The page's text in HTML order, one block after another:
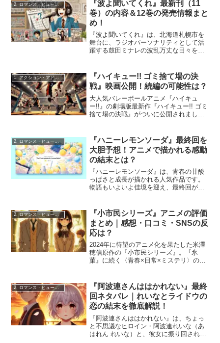
ています。今回は、...
2. ロマンス・ヒューマンドラマ
『波よ聞いてくれ』最新刊（11
巻）の内容＆12巻の発売情報まと
め！
『波よ聞いてくれ』は、北海道札幌市を
舞台に、ラジオパーソナリティとして活
躍する鼓田ミナレの波乱万丈な日々を描
国進出に向けて大きく動き出すなど、注
目の展開が繰り広...
1. アクション・アドベンチャー
『ハイキュー!! ゴミ捨て場の決
戦』映画公開！続編の可能性は？
大人気バレーボールアニメ『ハイキュ
ー!!』の劇場版最新作『ハイキュー!! ゴミ
捨て場の決戦』がついに公開されまし
作品として、多くのファンの注目を集め
ています。しかし、『...
『ハニーレモンソーダ』最終回を
大胆予想！アニメで描かれる感動
の結末とは？
『ハニーレモンソーダ』は、青春の甘酸
っぱさと成長が描かれる人気作品です。
物語もいよいよ佳境を迎え、最終回がど
作やこれまでの展開を基に、アニメで描
かれる最終回の結末を大胆...
2. ロマンス・ヒューマンドラマ
『小市民シリーズ』アニメの評価
まとめ｜感想・口コミ・SNSの反
応は？
2024年に待望のアニメ化を果たした米澤
穂信原作の『小市民シリーズ』。『氷
菓』に続く〈青春×日常×ミステリ〉の系
が始まると、SNSやアニメ感想サイトで
はさまざまな声が上...
2. ロマンス・ヒューマンドラマ
『阿波連さんははかれない』最終
回ネタバレ｜れいなとライドウの
恋の結末を徹底解説！
『阿波連さんははかれない』は、ちょっ
と不思議なヒロイン・阿波連れいな（あ
はれん れいな）と、彼女に振り回されな